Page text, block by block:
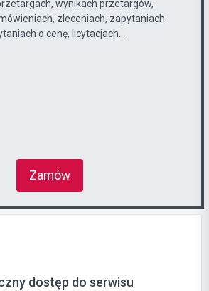
wynikach przetargów,
zleceniach, zapytaniach
o cenę, licytacjach...
Zamów
dostęp do serwisu